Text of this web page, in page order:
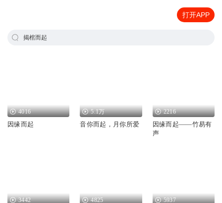
打开APP
揭棺而起
4016
因缘而起
5.1万
音你而起，月你所爱
2216
因缘而起——竹易有
声
3442 4825 5937